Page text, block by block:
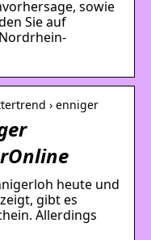
sowie
Sie auf
› enniger
heute und
gibt es
Allerdings